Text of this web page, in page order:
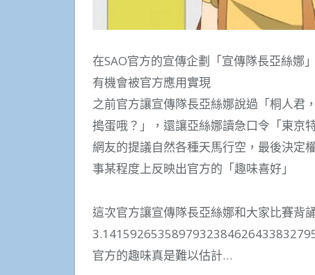
在SAO官方的宣傳企劃「宣傳隊長亞絲娜
有機會被官方應用實現
之前官方讓宣傳隊長亞絲娜說過「桐人
搗蛋哦？」，還讓亞絲娜讀急口令「東京
網友的提議自然各種天馬行空，最後決定
事某程度上反映出官方的「趣味喜好」
這次官方讓宣傳隊長亞絲娜和大家比賽背
官方的趣味真是難以估計…